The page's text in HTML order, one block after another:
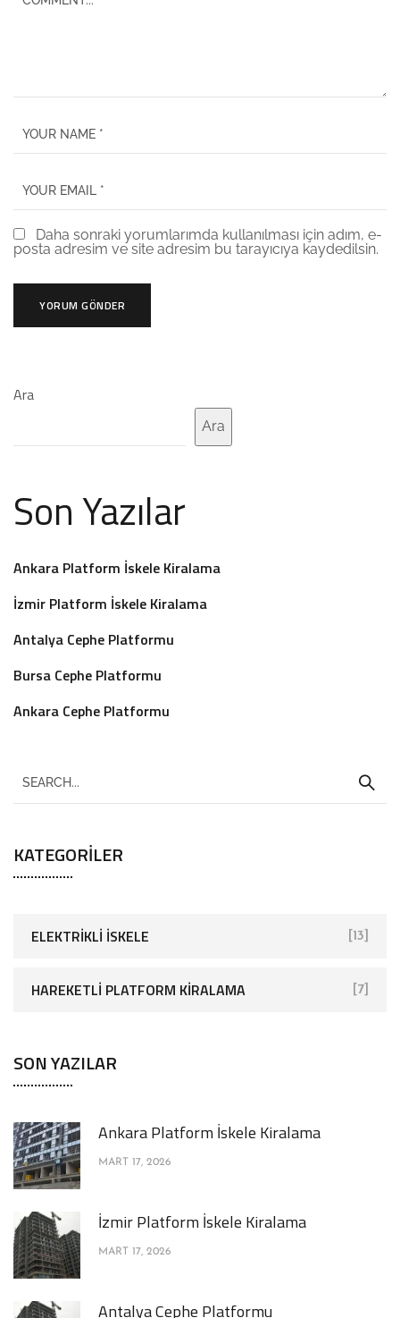
Daha sonraki yorumlarımda kullanılması için adım, e-
posta adresim ve site adresim bu tarayıcıya kaydedilsin.
Ara
Ara
Son Yazılar
Ankara Platform İskele Kiralama
İzmir Platform İskele Kiralama
Antalya Cephe Platformu
Bursa Cephe Platformu
Ankara Cephe Platformu
KATEGORILER
ELEKTRIKLI İSKELE [13]
HAREKETLI PLATFORM KIRALAMA [7]
SON YAZILAR
Ankara Platform İskele Kiralama
MART 17, 2026
İzmir Platform İskele Kiralama
MART 17, 2026
Antalya Cephe Platformu